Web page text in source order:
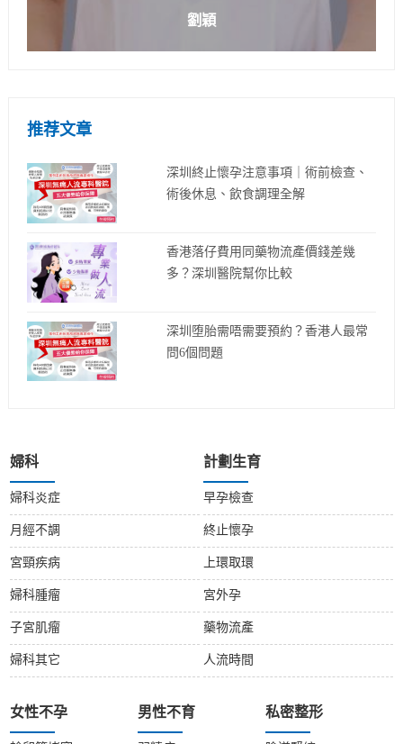
劉穎
推荐文章
深圳終止懷孕注意事項｜術前檢查、
術後休息、飲食調理全解
香港落仔費用同藥物流產價錢差幾
多？深圳醫院幫你比較
深圳堕胎需唔需要預約？香港人最常
問6個問題
婦科
婦科炎症
月經不調
宮頸疾病
婦科腫瘤
子宮肌瘤
婦科其它
計劃生育
早孕檢查
終止懷孕
上環取環
宮外孕
藥物流產
人流時間
女性不孕 男性不育 私密整形